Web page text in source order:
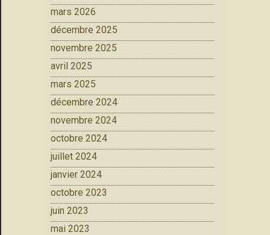
mars 2026
décembre 2025
novembre 2025
avril 2025
mars 2025
décembre 2024
novembre 2024
octobre 2024
juillet 2024
janvier 2024
octobre 2023
juin 2023
mai 2023